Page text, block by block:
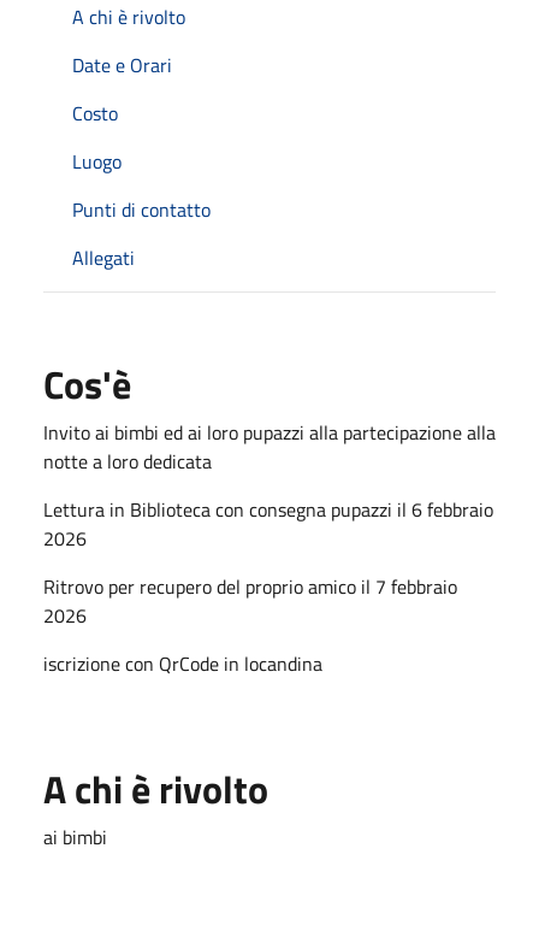
A chi è rivolto
Date e Orari
Costo
Luogo
Punti di contatto
Allegati
Cos'è
Invito ai bimbi ed ai loro pupazzi alla partecipazione alla
notte a loro dedicata
Lettura in Biblioteca con consegna pupazzi il 6 febbraio
2026
Ritrovo per recupero del proprio amico il 7 febbraio
2026
iscrizione con QrCode in locandina
A chi è rivolto
ai bimbi